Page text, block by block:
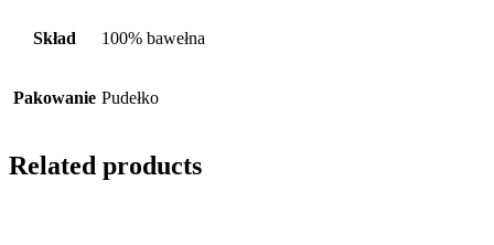
Skład 100% bawełna
Pakowanie Pudełko
Related products